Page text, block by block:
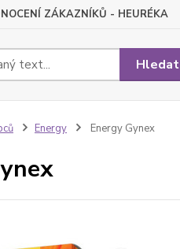
ZÁKAZNÍKŮ - HEURÉKA
Hledat
Energy Energy Gynex